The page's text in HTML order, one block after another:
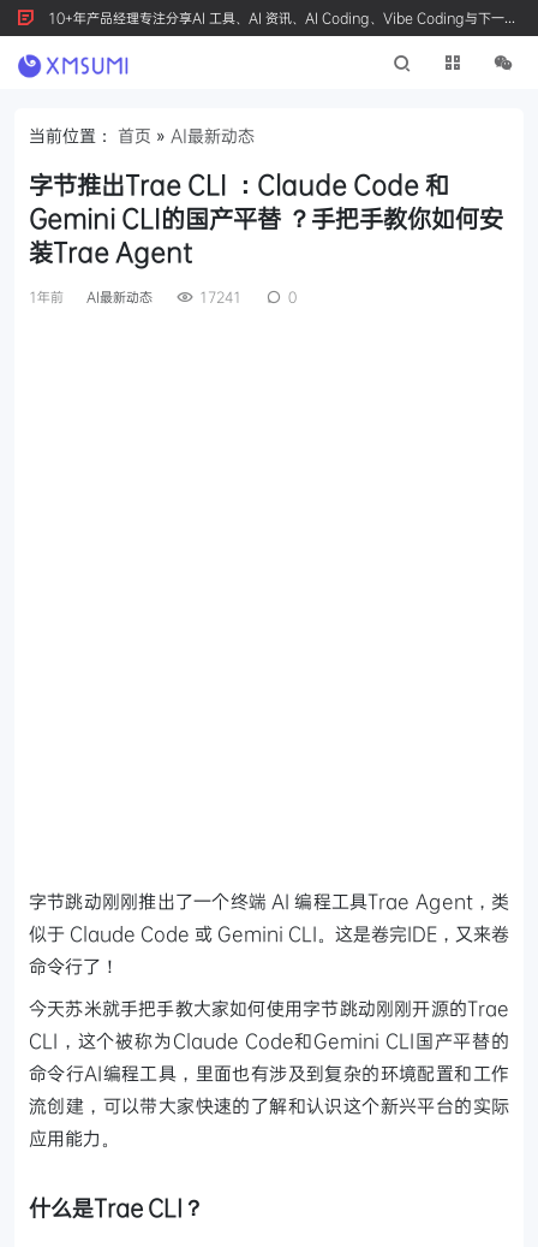
10+年产品经理专注分享AI 工具、AI 资讯、AI Coding、Vibe Coding与下一代
产品创新，按 Ctrl+D 收藏我们
当前位置： 首页 » AI最新动态
字节推出Trae CLI ：Claude Code 和
Gemini CLI的国产平替 ？手把手教你如何安
装Trae Agent
1年前 AI最新动态 17241 0
字节跳动刚刚推出了一个终端 AI 编程工具Trae Agent，类
似于 Claude Code 或 Gemini CLI。这是卷完IDE，又来卷
命令行了！
今天苏米就手把手教大家如何使用字节跳动刚刚开源的Trae
CLI，这个被称为Claude Code和Gemini CLI国产平替的
命令行AI编程工具，里面也有涉及到复杂的环境配置和工作
流创建，可以带大家快速的了解和认识这个新兴平台的实际
应用能力。
什么是Trae CLI？